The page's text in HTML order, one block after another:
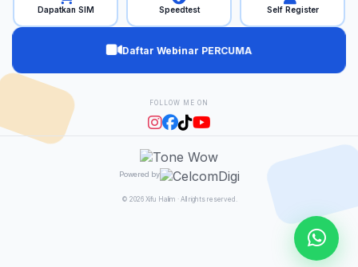
Dapatkan SIM Speedtest Self Register
Daftar Webinar PERCUMA
FOLLOW ME ON
Powered by
© 2026 Xifu Halim · All rights reserved.